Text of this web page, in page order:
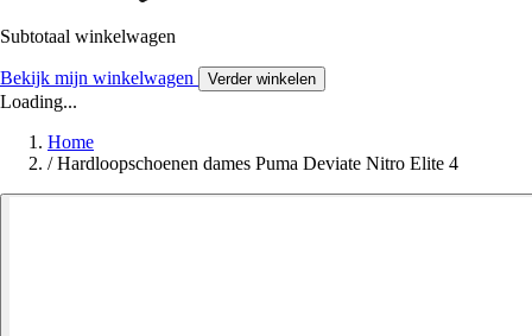
Subtotaal winkelwagen
Bekijk mijn winkelwagen Verder winkelen
Loading...
Home
/ Hardloopschoenen dames Puma Deviate Nitro Elite 4